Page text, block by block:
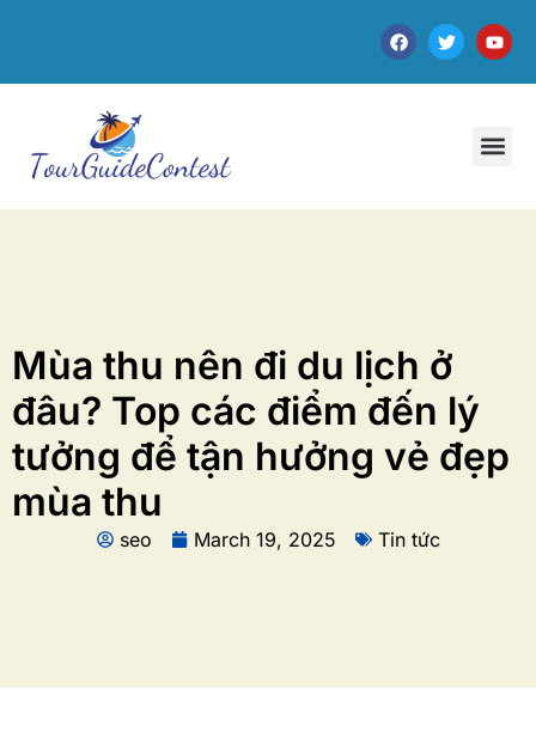
Mùa thu nên đi du lịch ở
đâu? Top các điểm đến lý
tưởng để tận hưởng vẻ đẹp
mùa thu
seo March 19, 2025 Tin tức